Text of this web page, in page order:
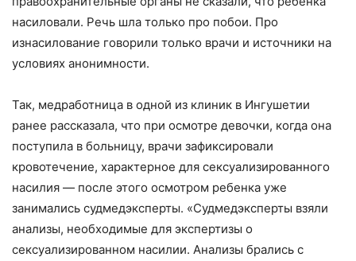
насиловали. Речь шла только про побои. Про
изнасилование говорили только врачи и источники на
условиях анонимности.
Так, медработница в одной из клиник в Ингушетии
ранее рассказала, что при осмотре девочки, когда она
поступила в больницу, врачи зафиксировали
кровотечение, характерное для сексуализированного
насилия — после этого осмотром ребенка уже
занимались судмедэксперты. «Судмедэксперты взяли
анализы, необходимые для экспертизы о
сексуализированном насилии. Анализы брались с